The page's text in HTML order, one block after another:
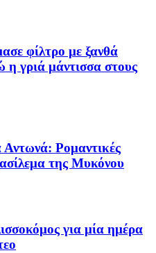
φίλτρο με ξανθά
γριά μάντισσα στους
Ρομαντικές
της Μυκόνου
για μία ημέρα